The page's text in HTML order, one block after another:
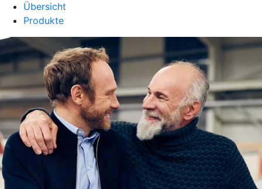
Übersicht
Produkte